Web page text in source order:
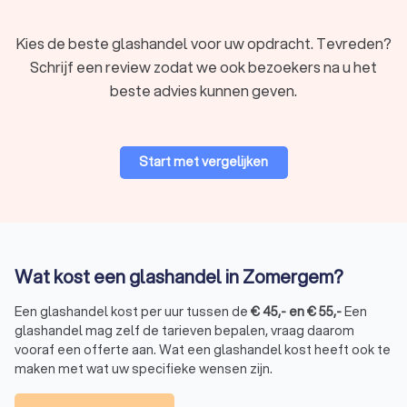
Noodglas plaatsen:glashandels die gespecialiseerd zijn
in noodglas, zorgen voor een tijdelijke oplossing totdat
definitief glas geplaatst kan worden.
Wat kost een glashandel?
De kosten voor het inhuren van een glashandel in Zomergem
variëren afhankelijk van verschillende factoren, zoals:
uur. Voor een specifiek uurtarief en een beter overzicht van
de kosten kunt u via Trustlocal gratis vier offertes aanvragen
bij verschillende glashandels in Zomergem. Zo komt u niet
voor verrassingen te staan.
Glashandel snel vinden via Trustlocal
Kies de beste glashandel voor uw opdracht. Tevreden?
Schrijf een review zodat we ook bezoekers na u het
beste advies kunnen geven.
Start met vergelijken
Wat kost een glashandel in Zomergem?
Een glashandel kost per uur tussen de €45,- en€55,-Een
glashandel mag zelf de tarieven bepalen, vraag daarom
vooraf een offerte aan. Wat een glashandel kost heeft ook te
maken met wat uw specifieke wensen zijn.